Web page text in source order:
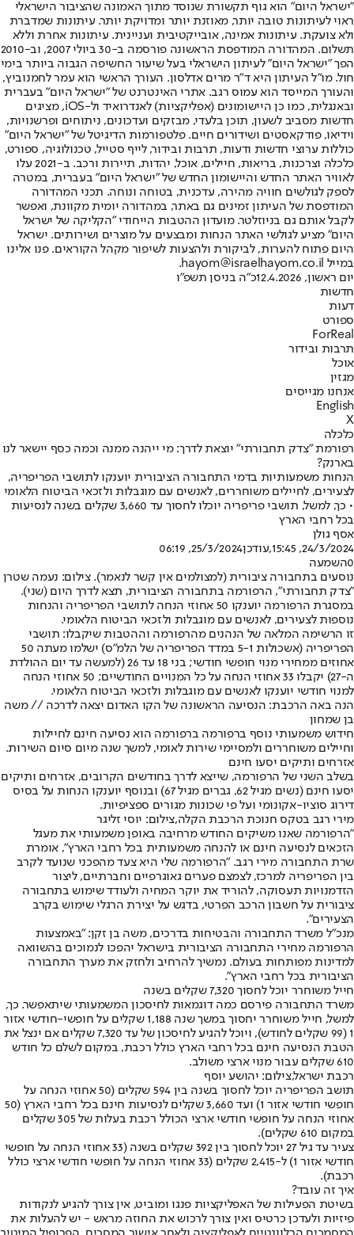
"ישראל היום" הוא גוף תקשורת שנוסד מתוך האמונה שהציבור הישראלי
ראוי לעיתונות טובה יותר, מאוזנת יותר ומדויקת יותר. עיתונות שמדברת
ולא צועקת. עיתונות אמינה, אובייקטיבית ועניינית. עיתונות אחרת וללא
תשלום. המהדורה המודפסת הראשונה פורסמה ב-30 ביולי 2007, וב-2010
הפך "ישראל היום" לעיתון הישראלי בעל שיעור החשיפה הגבוה ביותר בימי
חול. מו"ל העיתון היא ד"ר מרים אדלסון. העורך הראשי הוא עמר לחמנוביץ,
והעורך המייסד הוא עמוס רגב. אתרי האינטרנט של "ישראל היום" בעברית
ובאנגלית, כמו כן היישומונים (אפליקציות) לאנדרואיד ול-iOS, מציגים
חדשות מסביב לשעון, תוכן בלעדי, מבזקים ועדכונים, ניתוחים ופרשנויות,
וידיאו, פודקאסטים ושידורים חיים. פלטפורמות הדיגיטל של "ישראל היום"
כוללות ערוצי חדשות ודעות, תרבות ובידור, לייף סטייל, טכנולוגיה, ספורט,
כלכלה וצרכנות, בריאות, חיילים, אוכל, יהדות, תיירות ורכב. ב-2021 עלו
לאוויר האתר החדש והיישומון החדש של "ישראל היום" בעברית, במטרה
לספק לגולשים חוויה מהירה, עדכנית, בטוחה ונוחה. תכני המהדורה
המודפסת של העיתון זמינים גם באתר, במהדורה יומית מקוונת, ואפשר
לקבל אותם גם בניוזלטר. מועדון ההטבות הייחודי "הקליקה של ישראל
היום" מציע לגולשי האתר הנחות ומבצעים על מוצרים ושירותים. ישראל
היום פתוח להערות, לביקורת ולהצעות לשיפור מקהל הקוראים. פנו אלינו
במייל hayom@israelhayom.co.il.
יום ראשון, 12.4.2026
כ"ה בניסן תשפ"ו
חדשות
דעות
ספורט
ForReal
תרבות ובידור
אוכל
מגזין
אנחנו מגייסים
English
X
כלכלה
רפורמת "צדק תחבורתי" יוצאת לדרך: מי ייהנה ממנה וכמה כסף יישאר לנו
בארנק?
הנחות משמעותיות בדמי התחבורה הציבורית יוענקו לתושבי הפריפריה,
לצעירים, לחיילים משוחררים, לאנשים עם מוגבלות ולזכאי הביטוח הלאומי
• כך, למשל, תושבי פריפריה יוכלו לחסוך עד 3,660 שקלים בשנה לנסיעות
בכל רחבי הארץ
אסף גולן
24/3/2024, 15:45
,עודכן25/3/2024, 06:19
0השמעה
נוסעים בתחבורה ציבורית (למצולמים אין קשר לנאמר). צילום: נעמה שטרן
"צדק תחבורתי", הרפורמה בתחבורה הציבורית, תצא לדרך היום (שני).
במסגרת הרפורמה יוענקו 50 אחוזי הנחה לתושבי הפריפריה והנחות
נוספות לצעירים, לאנשים עם מוגבלות ולזכאי הביטוח הלאומי.
זו הרשימה המלאה של הנהנים מהרפורמה וההטבות שיקבלו: תושבי
הפריפריה (אשכולות 5-1 במדד הפריפריה של הלמ"ס) ישלמו מעתה 50
אחוזים ממחירי מנוי חופשי חודשי; בני 18 עד 26 (למעשה עד יום ההולדת
ה-27) יקבלו 33 אחוזי הנחה על כל המנויים החודשיים; 50 אחוזי הנחה
למנוי חודשי יוענקו לאנשים עם מוגבלות ולזכאי הביטוח הלאומי.
הנה באה הרכבת: הנסיעה הראשונה של הקו האדום יצאה לדרכה // משה
בן שמחון
חידוש משמעותי נוסף ברפורמה ברפורמה הוא נסיעה חינם לחיילות
וחיילים משוחררים ולמסיימי שירות לאומי, למשך שנה מיום סיום השירות.
אזרחים ותיקים יסעו חינם
בשלב השני של הרפורמה, שייצא לדרך בחודשים הקרובים, אזרחים ותיקים
יסעו חינם (נשים מגיל 62, גברים מגיל 67) ובנוסף יוענקו הנחות על בסיס
דירוג סוציו-אקונומי ועל פי שכונות מגורים ספציפיות.
מירי רגב בטקס חנוכת הרכבת הקלה,צילום: יוסי זליגר
"הרפורמה שאנו משיקים החודש מרחיבה באופן משמעותי את מעגל
הזכאים לנסיעה חינם או להנחה משמעותית בכל רחבי הארץ", אומרת
שרת התחבורה מירי רגב. "הרפורמה שלי היא צעד מהפכני שנועד לקרב
בין הפריפריה למרכז, לצמצם פערים גאוגרפיים וחברתיים, ליצור
הזדמנויות תעסוקה, להוריד את יוקר המחיה ולעודד שימוש בתחבורה
ציבורית על חשבון הרכב הפרטי, בדגש על יצירת הרגלי שימוש בקרב
הצעירים".
מנכ"ל משרד התחבורה והבטיחות בדרכים, משה בן זקן: "באמצעות
הרפורמה מחירי התחבורה הציבורית בישראל יהפכו לנמוכים בהשוואה
למדינות מפותחות בעולם. נמשיך להרחיב ולחזק את מערך התחבורה
הציבורית בכל רחבי הארץ".
חייל משוחרר יוכל לחסוך 7,320 שקלים בשנה
משרד התחבורה פירסם כמה דוגמאות לחיסכון המשמעותי שיתאפשר. כך,
למשל, חייל משוחרר יחסוך במשך שנה 1,188 שקלים על חופשי-חודשי אזור
1 (99 שקלים לחודש), ויוכל להגיע לחיסכון של עד 7,320 שקלים אם ינצל את
הטבת הנסיעה חינם בכל רחבי הארץ כולל רכבת, במקום לשלם כל חודש
610 שקלים עבור מנוי ארצי משולב.
רכבת ישראל,צילום: יהושע יוסף
תושב הפריפריה יוכל לחסוך בשנה בין 594 שקלים (50 אחוזי הנחה על
חופשי חודשי אזור 1) ועד 3,660 שקלים לנסיעות חינם בכל רחבי הארץ (50
אחוזי הנחה על חופשי חודשי ארצי הכולל רכבת בעלות של 305 שקלים
במקום 610 שקלים).
צעיר עד גיל 27 יוכל לחסוך בין 392 שקלים בשנה (33 אחוזי הנחה על חופשי
חודשי אזור 1) ל-2,415 שקלים (33 אחוזי הנחה על חופשי חודשי ארצי כולל
רכבת).
איך זה עובד?
בשיטת הפעילות של האפליקציות פנגו ומוביט, אין צורך להגיע לנקודות
פיזיות ולעדכן כרטיס ואין צורך לרכוש את החוזה מראש - יש להעלות את